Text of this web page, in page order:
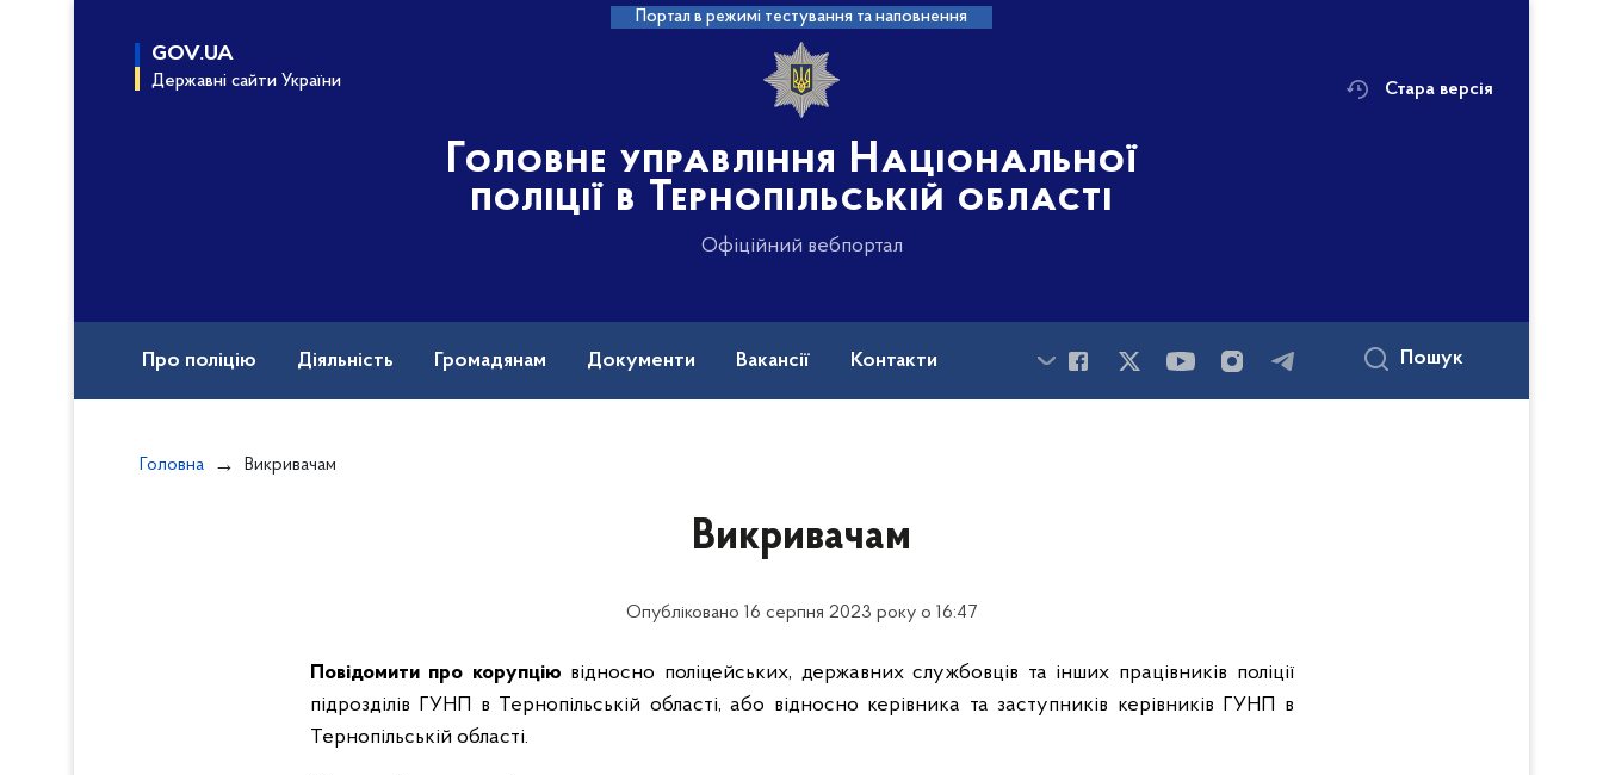
Портал в режимі тестування та наповнення
GOV.UA
Державні сайти України
Головне управління Національної
поліції в Тернопільській області
Офіційний вебпортал
Стара версія
Про поліцію Діяльність Громадянам Документи Вакансії Контакти Пошук
Головна Викривачам
Викривачам
Опубліковано 16 серпня 2023 року о 16:47
Повідомити про корупцію відносно поліцейських, державних службовців та інших працівників поліції
підрозділів ГУНП в Тернопільській області, або відносно керівника та заступників керівників ГУНП в
Тернопільській області.